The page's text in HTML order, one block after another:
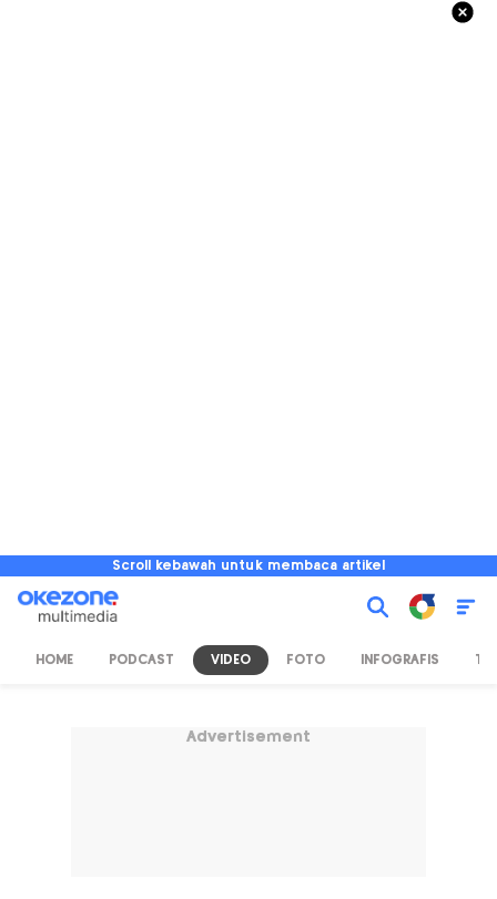
Scroll kebawah untuk membaca artikel
HOME PODCAST VIDEO FOTO INFOGRAFIS TV
Advertisement